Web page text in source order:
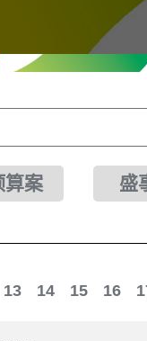
算案 盛
13 14 15 16